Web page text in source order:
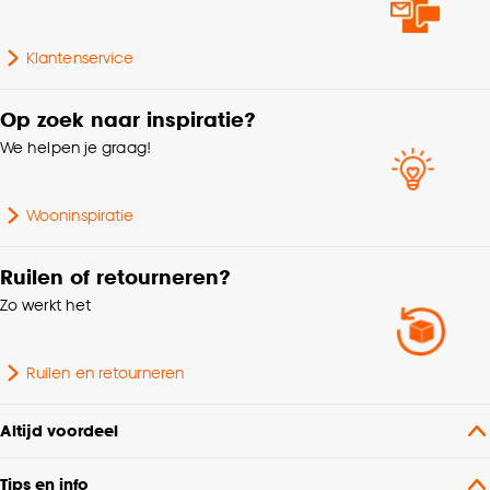
Collectie
Kenmerken
Klantenservice
Op zoek naar inspiratie?
We helpen je graag!
Wooninspiratie
Ruilen of retourneren?
Zo werkt het
Ruilen en retourneren
Altijd voordeel
Tips en info